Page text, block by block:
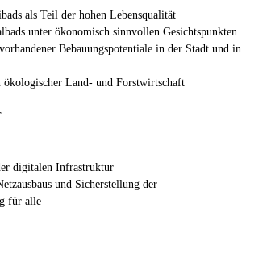
als Teil der hohen Lebensqualität
unter ökonomisch sinnvollen Gesichtspunkten
Bebauungspotentiale in der Stadt und in
ökologischer Land- und Forstwirtschaft
digitalen Infrastruktur
und Sicherstellung der
für alle